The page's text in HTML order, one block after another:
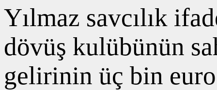
Yılmaz savcılık
dövüş kulübünün
gelirinin üç bin